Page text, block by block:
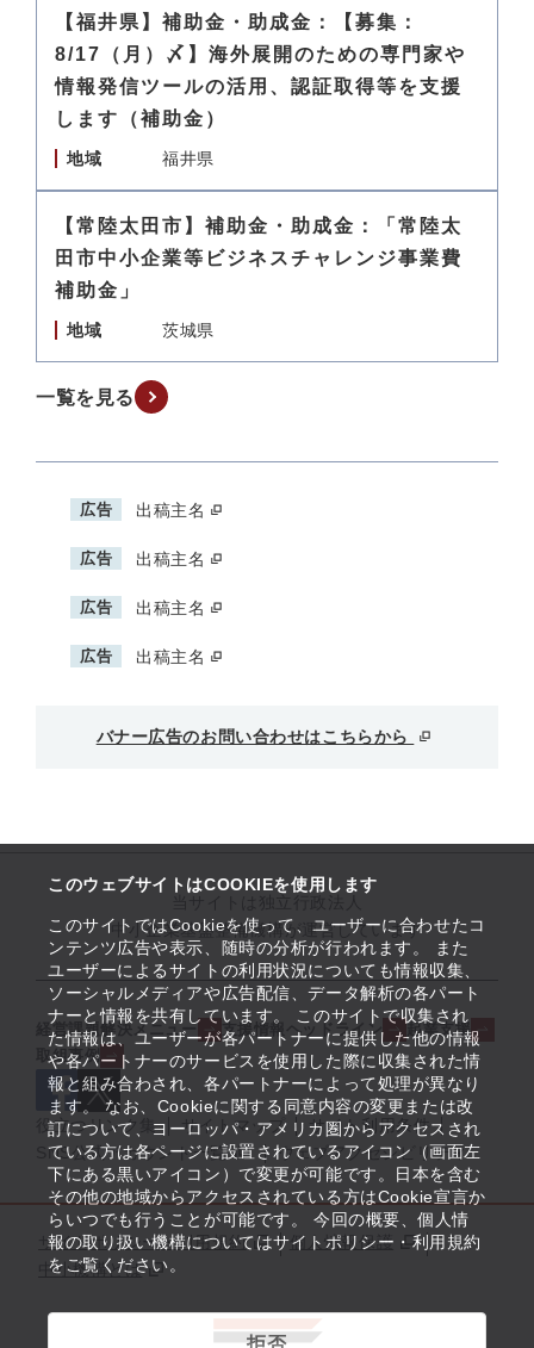
このウェブサイトはCOOKIEを使用します
このサイトではCookieを使って、ユーザーに合わせたコ
ンテンツ広告や表示、随時の分析が行われます。 また
ユーザーによるサイトの利用状況についても情報収集、
ソーシャルメディアや広告配信、データ解析の各パート
ナーと情報を共有しています。 このサイトで収集され
た情報は、ユーザーが各パートナーに提供した他の情報
や各パートナーのサービスを使用した際に収集された情
報と組み合わされ、各パートナーによって処理が異なり
ます。 なお、Cookieに関する同意内容の変更または改
訂について、ヨーロッパ・アメリカ圏からアクセスされ
ている方は各ページに設置されているアイコン（画面左
下にある黒いアイコン）で変更が可能です。日本を含む
その他の地域からアクセスされている方はCookie宣言か
らいつでも行うことが可能です。 今回の概要、個人情
報の取り扱い機構についてはサイトポリシー・利用規約
をご覧ください。
拒否
【福井県】補助金・助成金：【募集：
8/17（月）〆】海外展開のための専門家や
情報発信ツールの活用、認証取得等を支援
します（補助金）
地域 福井県
【常陸太田市】補助金・助成金：「常陸太
田市中小企業等ビジネスチャレンジ事業費
補助金」
地域 茨城県
一覧を見る
広告 出稿主名
広告 出稿主名
広告 出稿主名
広告 出稿主名
バナー広告のお問い合わせはこちらから
中小企業基盤整備機構が運営しています
経営課題解決メニュー 支援情報ヘッドライン
起業支援
取組事例
役立つリンク集 サイトマップ
サイト利用条件
SNS公式アカウント一覧
ウェブアクセシビリティ
サイトポリシー・利用規約
個人情報保護
中小機構とは